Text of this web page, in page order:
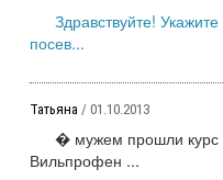
Здравствуйте!
посев...
Татьяна / 01.10.2013
� мужем прошли курс
Вильпрофен ...